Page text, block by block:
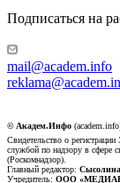
Подписаться на
mail@academ.info
© Академ.Инфо
Свидетельство о регистрации
службой по надзору в сфере
(Роскомнадзор).
Главный редактор:
Учредитель: ООО